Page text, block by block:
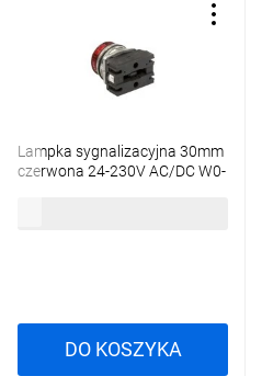
Lampka sygnalizacyjna 30mm
czerwona 24-230V AC/DC W0-
DO KOSZYKA